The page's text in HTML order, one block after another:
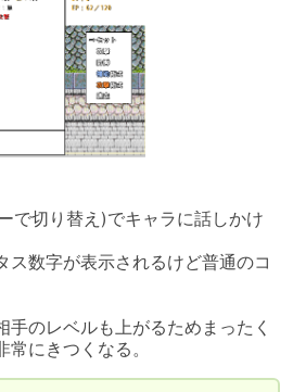
で切り替え)でキャラに話しかけ
ス数字が表示されるけど普通のコ
手のレベルも上がるためまったく
にきつくなる。